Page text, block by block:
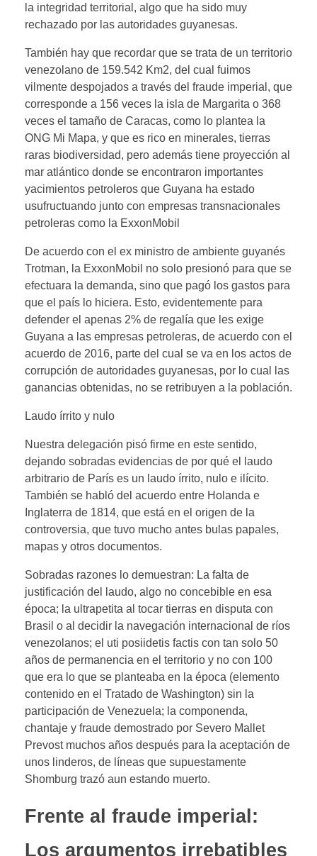
la integridad territorial, algo que ha sido muy
rechazado por las autoridades guyanesas.
También hay que recordar que se trata de un territorio
venezolano de 159.542 Km2, del cual fuimos
vilmente despojados a través del fraude imperial, que
corresponde a 156 veces la isla de Margarita o 368
veces el tamaño de Caracas, como lo plantea la
ONG Mi Mapa, y que es rico en minerales, tierras
raras biodiversidad, pero además tiene proyección al
mar atlántico donde se encontraron importantes
yacimientos petroleros que Guyana ha estado
usufructuando junto con empresas transnacionales
petroleras como la ExxonMobil
De acuerdo con el ex ministro de ambiente guyanés
Trotman, la ExxonMobil no solo presionó para que se
efectuara la demanda, sino que pagó los gastos para
que el país lo hiciera. Esto, evidentemente para
defender el apenas 2% de regalía que les exige
Guyana a las empresas petroleras, de acuerdo con el
acuerdo de 2016, parte del cual se va en los actos de
corrupción de autoridades guyanesas, por lo cual las
ganancias obtenidas, no se retribuyen a la población.
Laudo írrito y nulo
Nuestra delegación pisó firme en este sentido,
dejando sobradas evidencias de por qué el laudo
arbitrario de París es un laudo írrito, nulo e ilícito.
También se habló del acuerdo entre Holanda e
Inglaterra de 1814, que está en el origen de la
controversia, que tuvo mucho antes bulas papales,
mapas y otros documentos.
Sobradas razones lo demuestran: La falta de
justificación del laudo, algo no concebible en esa
época; la ultrapetita al tocar tierras en disputa con
Brasil o al decidir la navegación internacional de ríos
venezolanos; el uti posiidetis factis con tan solo 50
años de permanencia en el territorio y no con 100
que era lo que se planteaba en la época (elemento
contenido en el Tratado de Washington) sin la
participación de Venezuela; la componenda,
chantaje y fraude demostrado por Severo Mallet
Prevost muchos años después para la aceptación de
unos linderos, de líneas que supuestamente
Shomburg trazó aun estando muerto.
Frente al fraude imperial:
Los argumentos irrebatibles